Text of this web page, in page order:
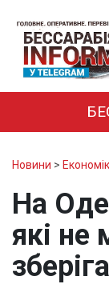
Новини >
На
які не